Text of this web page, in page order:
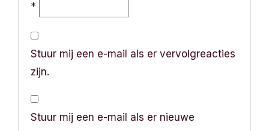
*
Stuur mij een e-mail als er vervolgreacties
zijn.
Stuur mij een e-mail als er nieuwe